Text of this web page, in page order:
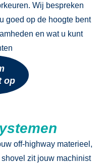
Wij bespreken
goed op de hoogte bent
en wat u kunt
op
off-highway materieel,
zit jouw machinist